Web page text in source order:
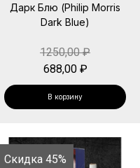
Дарк Блю (Philip Morris
Dark Blue)
1250,00₽
688,00 ₽
В корзину
Скидка 45%